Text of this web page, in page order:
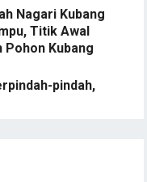
Nagari Kubang
Titik Awal
Pohon Kubang
pindah,